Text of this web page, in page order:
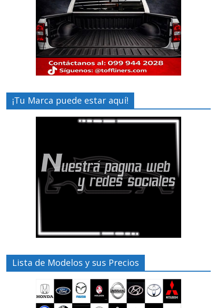
¡Tu Marca puede estar aquí!
Lista de Modelos y sus Precios